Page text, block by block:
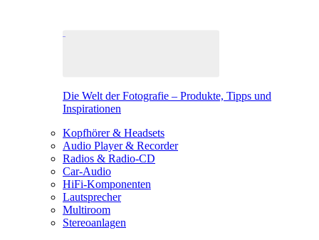
Die Welt der Fotografie – Produkte, Tipps und
Inspirationen
Kopfhörer & Headsets
Audio Player & Recorder
Radios & Radio-CD
Car-Audio
HiFi-Komponenten
Lautsprecher
Multiroom
Stereoanlagen